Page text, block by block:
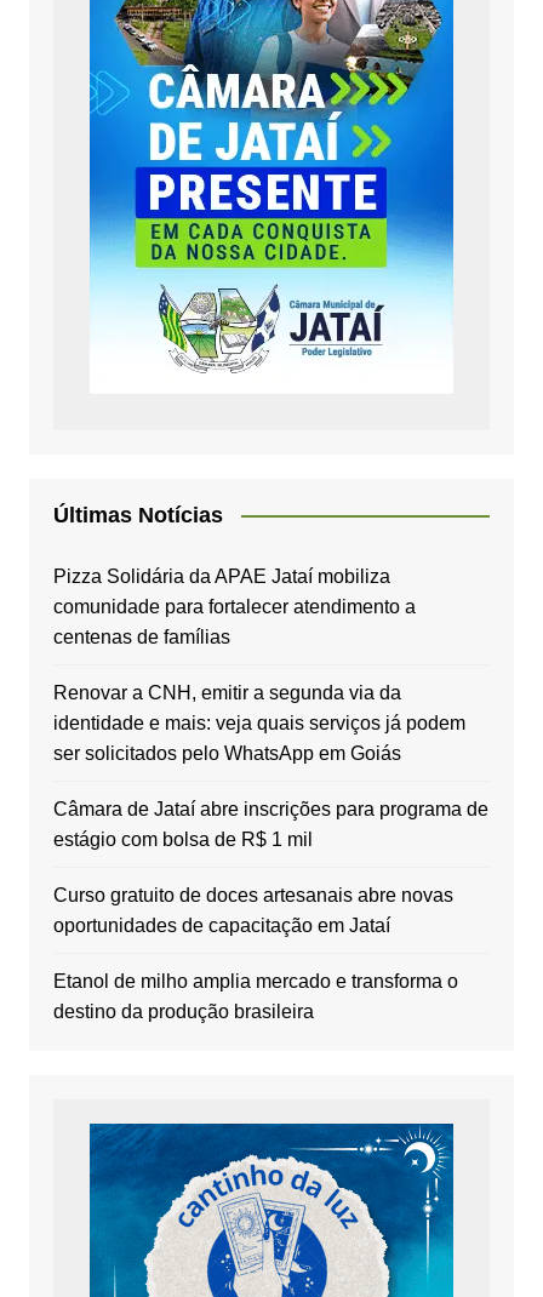
Últimas Notícias
Pizza Solidária da APAE Jataí mobiliza
comunidade para fortalecer atendimento a
centenas de famílias
Renovar a CNH, emitir a segunda via da
identidade e mais: veja quais serviços já podem
ser solicitados pelo WhatsApp em Goiás
Câmara de Jataí abre inscrições para programa de
estágio com bolsa de R$ 1 mil
Curso gratuito de doces artesanais abre novas
oportunidades de capacitação em Jataí
Etanol de milho amplia mercado e transforma o
destino da produção brasileira